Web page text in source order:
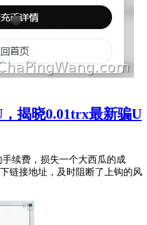
，揭晓0.01trx最新骗U
续费，损失一个大西瓜的成
链接地址，及时阻断了上钩的风